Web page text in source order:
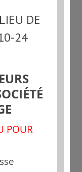
famille-et-
famille-d-
soins-
famille-
soins-
de Secourisme
produit/
DE
24
POUR